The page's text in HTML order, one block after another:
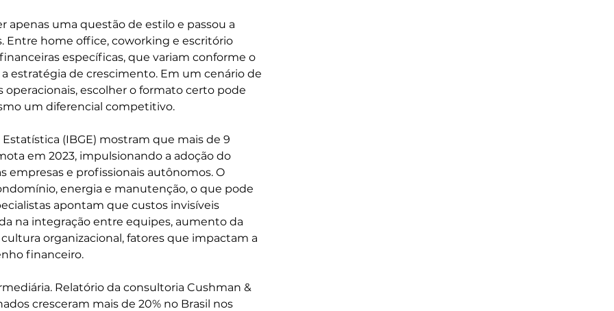
apenas uma questão de estilo e passou a
Entre home office, coworking e escritório
específicas, que variam conforme o
estratégia de crescimento. Em um cenário de
escolher o formato certo pode
um diferencial competitivo.
(IBGE) mostram que mais de 9
em 2023, impulsionando a adoção do
e profissionais autônomos. O
energia e manutenção, o que pode
apontam que custos invisíveis
na integração entre equipes, aumento da
organizacional, fatores que impactam a
financeiro.
Relatório da consultoria Cushman &
cresceram mais de 20% no Brasil nos